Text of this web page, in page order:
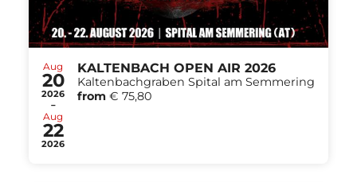
Aug
20
2026
-
Aug
22
2026
KALTENBACH OPEN AIR 2026
Kaltenbachgraben Spital am Semmering
from € 75,80